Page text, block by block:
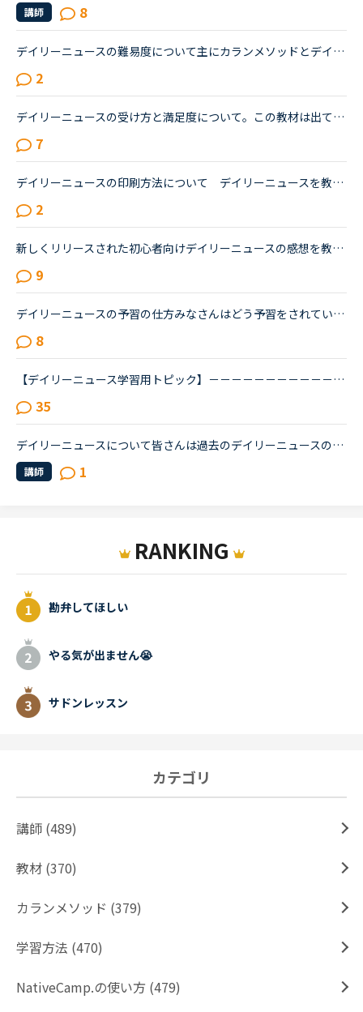
講師 8
デイリーニュースの難易度について主にカランメソッドとデイリーニュースを使ってレッスンを受講しています。デイリーニュースが日によって難易度が変わり、とても簡単な時と少し難しいと感じる時があります。簡...
2
デイリーニュースの受け方と満足度について。この教材は出てくる単語をチェックして、オーディオを聞いて、質問に答えて、ディスカッションする。という流れで合ってますか？ みなさまはレッスンでオーディオを...
7
デイリーニュースの印刷方法について デイリーニュースを教材としてレッスンを受けたいのですが、レッスンを効率的にするためにも事前にニュースを読み、ディスカッションをメインにレッスンを進めたいと思って...
2
新しくリリースされた初心者向けデイリーニュースの感想を教えてください。私はとにかくレッスンを継続したいタイプで、負荷が続くとレッスン受講自体から遠ざかってしまう、マンスリーテスト６レベルの生徒です...
9
デイリーニュースの予習の仕方みなさんはどう予習をされているか気になりまして、ご相談させてください。簡単な会話等はできるようになっており、カランStage9から段々と難しくなり先生に相談したところデイリー...
8
【デイリーニュース学習用トピック】－－－－－－－－－－－－－－－－－－－－－デイリーニュースの学習の効果を上げるために、記事について意見を交換したり、記事の中の単語や文法についての発見や質問を投稿...
35
デイリーニュースについて皆さんは過去のデイリーニュースの教材を使用していますか？それとも最新のものを使っていますか？個人的にデイリーニュースを気に入っていてなるべく多く読みたいのですが、さすがに1年...
講師 1
RANKING
勘弁してほしい
やる気が出ません😭
サドンレッスン
カテゴリ
講師 (489)
教材 (370)
カランメソッド (379)
学習方法 (470)
NativeCamp.の使い方 (479)